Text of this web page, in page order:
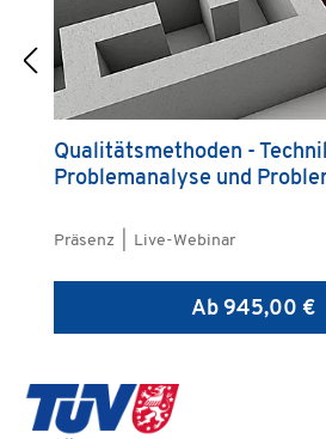
Qualitätsmethoden -
Problemanalyse und
Präsenz | Live-Webinar
Ab 945,00 €